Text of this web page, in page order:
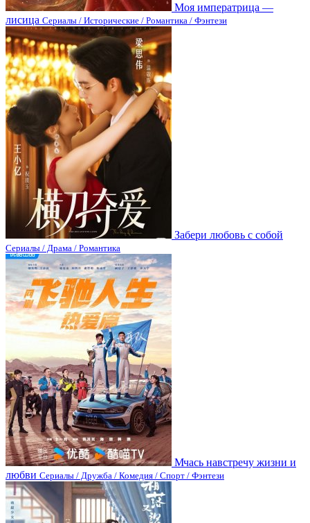
Моя императрица —
лисица Сериалы / Исторические / Романтика / Фэнтези
Забери любовь с собой
Сериалы / Драма / Романтика
Мчась навстречу жизни и
любви Сериалы / Дружба / Комедия / Спорт / Фэнтези